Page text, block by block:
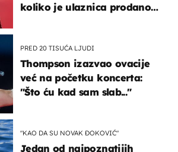
koliko je ulaznica prodano
PRED 20 TISUĆA LJUDI
Thompson izazvao ovacije
već na početku koncerta:
"Što ću kad sam slab..."
"KAO DA SU NOVAK ĐOKOVIĆ"
Jedan od najpoznatijih